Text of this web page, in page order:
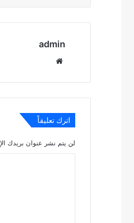
admin
اترك تعليقاً
لن يتم نشر عنوان بريدك